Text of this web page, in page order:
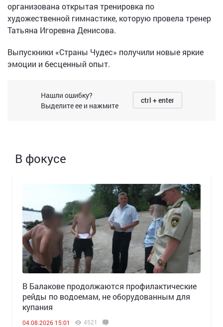
организована открытая тренировка по
художественной гимнастике, которую провела тренер
Татьяна Игоревна Денисова.
Выпускники «Страны Чудес» получили новые яркие
эмоции и бесценный опыт.
Нашли ошибку?
Выделите ее и нажмите
ctrl + enter
В фокусе
В Балакове продолжаются профилактические
рейды по водоемам, не оборудованным для
купания
04.08.2026 15:01 4521